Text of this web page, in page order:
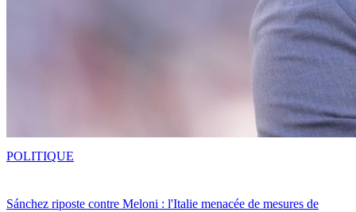
Sánchez riposte contre Meloni : l'Italie menacée de mesures de
POLITIQUE